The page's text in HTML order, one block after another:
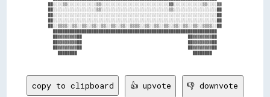
    ██░░░░▒▒░░░░░░░░░░░░▒▒░░░░░░░░░░░░░░░░░░░░░░░░░░░░▓▓░░░░░░░░░░░░▒▒░░░░▓▓
    ██░░░░░░░░░░░░░░░░░░▒▒░░░░░░░░░░░░░░░░░░░░░░░░░░░░▒▒░░░░░░░░░░░░░░░░░░██
    ██░░░░░░░░░░░░░░░░░░░░░░░░░░░░░░░░░░░░░░░░░░░░░░░░░░░░░░░░░░░░░░░░░░░░██
    ██░░░░░░░░░░░░░░░░░░░░░░░░░░░░░░░░░░░░░░░░░░░░░░░░░░░░░░░░░░░░░░░░░░░░██
    ██░░▒▒▒▒░░▒▒░░▒▒░░▒▒░░▒▒░░▒▒░░▒▒░░▒▒▒▒░░▒▒░░▒▒░░▒▒░░▒▒░░▒▒░░▒▒░░▒▒▒▒░░██
      ████████████████████████████████████████████████████████████████████
      ██▓▓▓▓▓▓▓▓██                                            ██▓▓▓▓▓▓▓▓██
      ██▓▓▓▓▓▓▓▓██                                            ██▓▓▓▓▓▓▓▓██
      ██▓▓▓▓▓▓▓▓██                                            ██▓▓▓▓▓▓▓▓██
        ████████                                                ████████
copy to clipboard 👍 upvote 👎 downvote